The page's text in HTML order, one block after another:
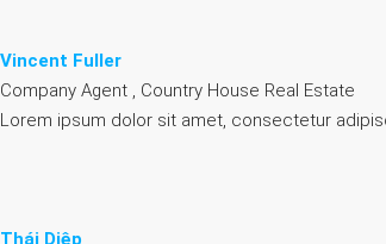
Vincent Fuller
Company Agent , Country House Real Estate
Lorem ipsum dolor sit amet, consectetur
Thái Diệp